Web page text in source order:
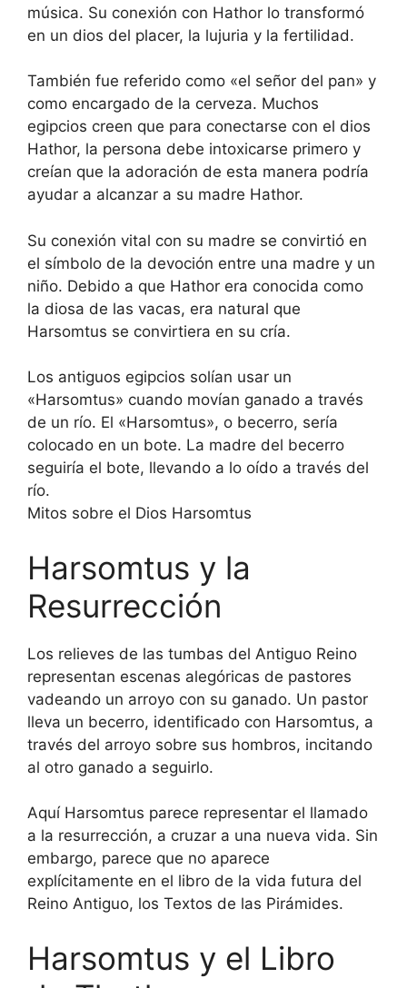
música. Su conexión con Hathor lo transformó
en un dios del placer, la lujuria y la fertilidad.
También fue referido como «el señor del pan» y
como encargado de la cerveza. Muchos
egipcios creen que para conectarse con el dios
Hathor, la persona debe intoxicarse primero y
creían que la adoración de esta manera podría
ayudar a alcanzar a su madre Hathor.
Su conexión vital con su madre se convirtió en
el símbolo de la devoción entre una madre y un
niño. Debido a que Hathor era conocida como
la diosa de las vacas, era natural que
Harsomtus se convirtiera en su cría.
Los antiguos egipcios solían usar un
«Harsomtus» cuando movían ganado a través
de un río. El «Harsomtus», o becerro, sería
colocado en un bote. La madre del becerro
seguiría el bote, llevando a lo oído a través del
río.
Mitos sobre el Dios Harsomtus
Harsomtus y la
Resurrección
Los relieves de las tumbas del Antiguo Reino
representan escenas alegóricas de pastores
vadeando un arroyo con su ganado. Un pastor
lleva un becerro, identificado con Harsomtus, a
través del arroyo sobre sus hombros, incitando
al otro ganado a seguirlo.
Aquí Harsomtus parece representar el llamado
a la resurrección, a cruzar a una nueva vida. Sin
embargo, parece que no aparece
explícitamente en el libro de la vida futura del
Reino Antiguo, los Textos de las Pirámides.
Harsomtus y el Libro